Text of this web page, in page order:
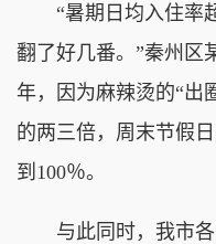
“暑期日均入住率超
翻了好几番。”秦州区
年，因为麻辣烫的“出
的两三倍，周末节假
到100％。
与此同时，我市各